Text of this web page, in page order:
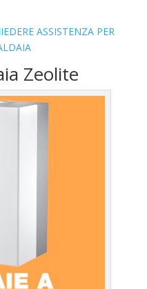
ASSISTENZA PER
Zeolite